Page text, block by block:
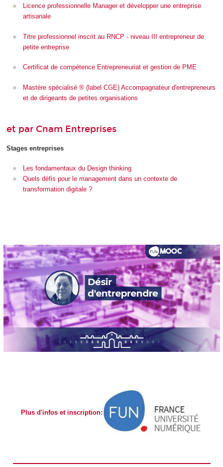
Licence professionnelle Manager et développer une entreprise
artisanale
Titre professionnel inscrit au RNCP - niveau III entrepreneur de
petite entreprise
Certificat de compétence Entrepreneuriat et gestion de PME
Mastère spécialisé ® (label CGE) Accompagnateur d'entrepreneurs
et de dirigeants de petites organisations
et par Cnam Entreprises
Stages entreprises
Les fondamentaux du Design thinking
Quels défis pour le management dans un contexte de
transformation digitale ?
Plus d'infos et inscription: